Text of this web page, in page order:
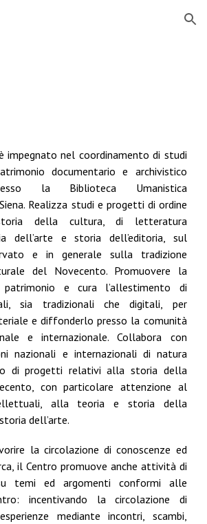
Skip to navigation
impegnato nel coordinamento di studi
documentario e archivistico
la Biblioteca Umanistica
Realizza studi e progetti di ordine
della cultura, di letteratura
dell’arte e storia dell’editoria, sul
e in generale sulla tradizione
del Novecento. Promuovere la
patrimonio e cura l’allestimento di
sia tradizionali che digitali, per
e diffonderlo presso la comunità
e internazionale. Collabora con
nazionali e internazionali di natura
di progetti relativi alla storia della
con particolare attenzione al
alla teoria e storia della
dell’arte.
la circolazione di conoscenze ed
il Centro promuove anche attività di
temi ed argomenti conformi alle
incentivando la circolazione di
mediante incontri, scambi,